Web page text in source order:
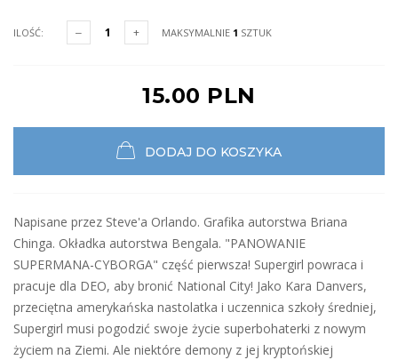
ILOŚĆ: MAKSYMALNIE 1 SZTUK
15.00 PLN
DODAJ DO KOSZYKA
Napisane przez Steve'a Orlando. Grafika autorstwa Briana
Chinga. Okładka autorstwa Bengala. "PANOWANIE
SUPERMANA-CYBORGA" część pierwsza! Supergirl powraca i
pracuje dla DEO, aby bronić National City! Jako Kara Danvers,
przeciętna amerykańska nastolatka i uczennica szkoły średniej,
Supergirl musi pogodzić swoje życie superbohaterki z nowym
życiem na Ziemi. Ale niektóre demony z jej kryptońskiej